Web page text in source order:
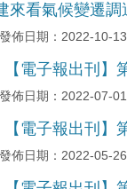
來看氣候變遷調
日期：2022-10-13
【電子報出刊】
日期：2022-07-01
【電子報出刊】
日期：2022-05-26